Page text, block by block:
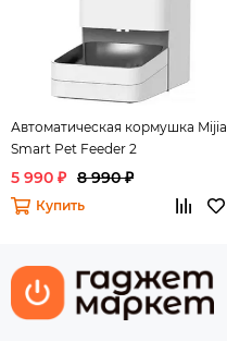
Автоматическая кормушка Mijia
Smart Pet Feeder 2
5 990 ₽ 8 990 ₽
Купить